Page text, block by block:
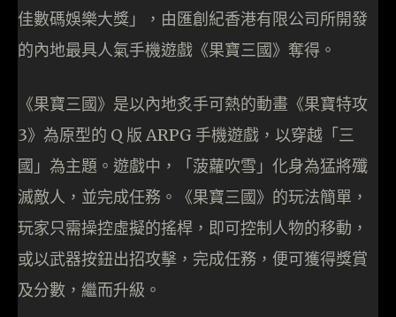
佳數碼娛樂大獎」，由匯創紀香港有限公司所開發
的內地最具人氣手機遊戲《果寶三國》奪得。
《果寶三國》是以內地炙手可熱的動畫《果寶特攻
3》為原型的 Q 版 ARPG 手機遊戲，以穿越「三
國」為主題。遊戲中，「菠蘿吹雪」化身為猛將殲
滅敵人，並完成任務。《果寶三國》的玩法簡單，
玩家只需操控虛擬的搖桿，即可控制人物的移動，
或以武器按鈕出招攻擊，完成任務，便可獲得獎賞
及分數，繼而升級。